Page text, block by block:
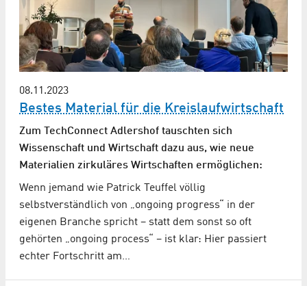
08.11.2023
Bestes Material für die Kreislaufwirtschaft
Zum TechConnect Adlershof tauschten sich
Wissenschaft und Wirtschaft dazu aus, wie neue
Materialien zirkuläres Wirtschaften ermöglichen:
Wenn jemand wie Patrick Teuffel völlig
selbstverständlich von „ongoing progress“ in der
eigenen Branche spricht – statt dem sonst so oft
gehörten „ongoing process“ – ist klar: Hier passiert
echter Fortschritt am…